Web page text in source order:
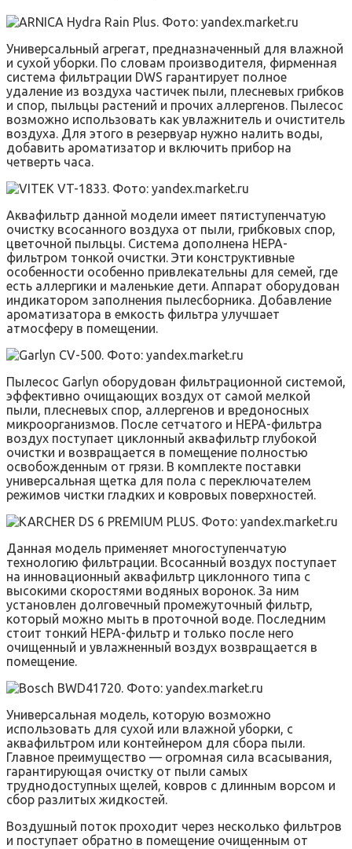
Универсальный агрегат, предназначенный для влажной
и сухой уборки. По словам производителя, фирменная
система фильтрации DWS гарантирует полное
удаление из воздуха частичек пыли, плесневых грибков
и спор, пыльцы растений и прочих аллергенов. Пылесос
возможно использовать как увлажнитель и очиститель
воздуха. Для этого в резервуар нужно налить воды,
добавить ароматизатор и включить прибор на
четверть часа.
Аквафильтр данной модели имеет пятиступенчатую
очистку всосанного воздуха от пыли, грибковых спор,
цветочной пыльцы. Система дополнена HEPA-
фильтром тонкой очистки. Эти конструктивные
особенности особенно привлекательны для семей, где
есть аллергики и маленькие дети. Аппарат оборудован
индикатором заполнения пылесборника. Добавление
ароматизатора в емкость фильтра улучшает
атмосферу в помещении.
Пылесос Garlyn оборудован фильтрационной системой,
эффективно очищающих воздух от самой мелкой
пыли, плесневых спор, аллергенов и вредоносных
микроорганизмов. После сетчатого и HEPA-фильтра
воздух поступает циклонный аквафильтр глубокой
очистки и возвращается в помещение полностью
освобожденным от грязи. В комплекте поставки
универсальная щетка для пола с переключателем
режимов чистки гладких и ковровых поверхностей.
Данная модель применяет многоступенчатую
технологию фильтрации. Всосанный воздух поступает
на инновационный аквафильтр циклонного типа с
высокими скоростями водяных воронок. За ним
установлен долговечный промежуточный фильтр,
который можно мыть в проточной воде. Последним
стоит тонкий HEPA-фильтр и только после него
очищенный и увлажненный воздух возвращается в
помещение.
Универсальная модель, которую возможно
использовать для сухой или влажной уборки, с
аквафильтром или контейнером для сбора пыли.
Главное преимущество — огромная сила всасывания,
гарантирующая очистку от пыли самых
труднодоступных щелей, ковров с длинным ворсом и
сбор разлитых жидкостей.
Воздушный поток проходит через несколько фильтров
и поступает обратно в помещение очищенным от